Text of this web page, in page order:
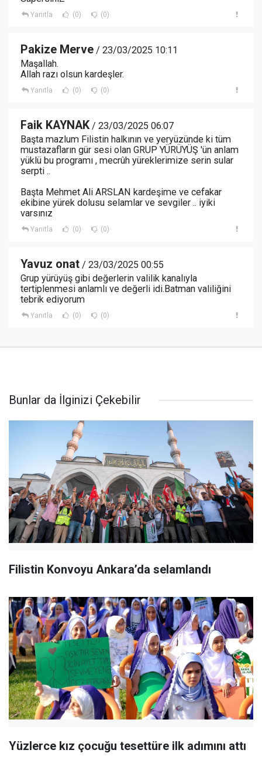
Yanıtla (0) (0)
Pakize Merve / 23/03/2025 10:11
Maşallah.
Allah razı olsun kardeşler.
Yanıtla (0) (0)
Faik KAYNAK/ 23/03/2025 06:07
Başta mazlum Filistin halkının ve yeryüzünde ki tüm
mustazafların gür sesi olan GRUP YÜRÜYÜŞ 'ün anlam
yüklü bu programı , mecrûh yüreklerimize serin sular
serpti ..
Başta Mehmet Ali ARSLAN kardeşime ve cefakar
ekibine yürek dolusu selamlar ve sevgiler .. iyiki
varsınız
Yanıtla (0) (0)
Yavuz onat / 23/03/2025 00:55
Grup yürüyüş gibi değerlerin valilik kanalıyla
tertiplenmesi anlamlı ve değerli idi.Batman valiliğini
tebrik ediyorum
Yanıtla (0) (0)
Bunlar da İlginizi Çekebilir
Filistin Konvoyu Ankara’da selamlandı
Yüzlerce kız çocuğu tesettüre ilk adımını attı